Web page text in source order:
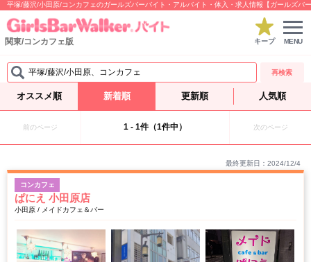
平塚/藤沢/小田原/コンカフェのガールズバーバイト・アルバイト・体入・求人情報【ガールズバ
関東/コンカフェ版 キープ MENU
平塚/藤沢/小田原、コンカフェ 再検索
オススメ順 新着順 更新順 人気順
前のページ 1 - 1件（1件中） 次のページ
最終更新日：2024/12/4
コンカフェ
ぱにえ 小田原店
小田原 / メイドカフェ＆バー